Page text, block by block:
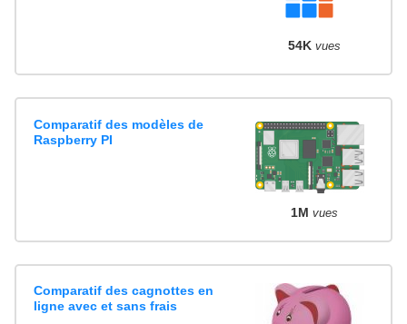
54K vues
Comparatif des modèles de
Raspberry PI
1M vues
Comparatif des cagnottes en
ligne avec et sans frais